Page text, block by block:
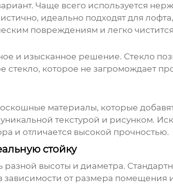
Чаще всего используется
идеально подходят для
повреждениям и легко
и изысканное решение. Стекло
которое не загромождает
материалы, которые
текстурой и рисунком.
и отличается высокой прочностью.
стойку
разной высоты и диаметра.
зависимости от размера